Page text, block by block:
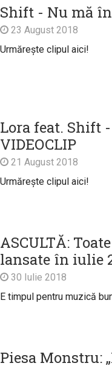
Shift - Nu mă
23 August 2018
Urmărește clipul aici!
Lora feat. Shift
VIDEOCLIP
21 August 2018
Urmărește clipul aici!
ASCULTĂ:
lansate în iulie
30 Iulie 2018
E timpul pentru muzică
Piesa Monstru: